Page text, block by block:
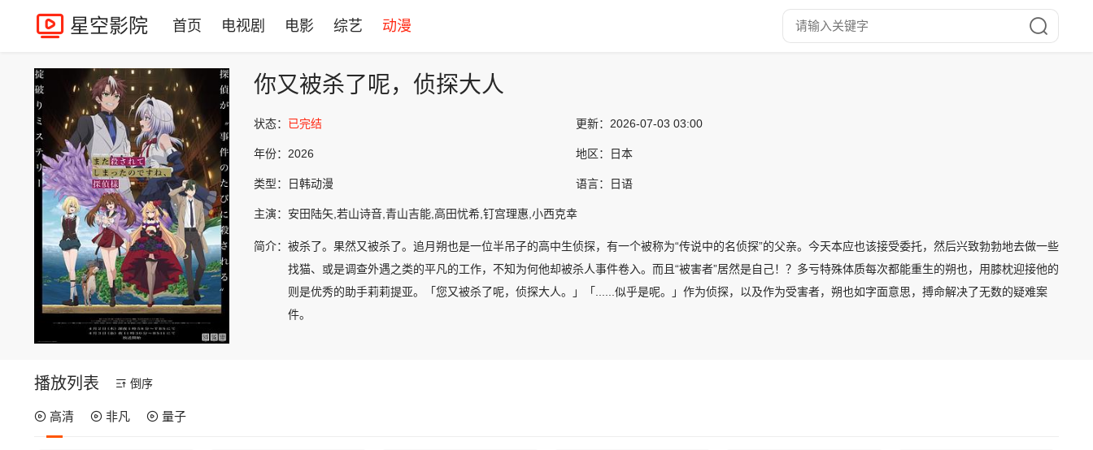
星空影院 首页 电视剧 电影 综艺 动漫
你又被杀了呢，侦探大人
状态： 已完结 更新： 2026-07-03 03:00
年份： 2026 地区： 日本
类型： 日韩动漫 语言： 日语
主演： 安田陆矢,若山诗音,青山吉能,高田忧希,钉宫理惠,小西克幸
简介： 被杀了。果然又被杀了。追月朔也是一位半吊子的高中生侦探，有一个被称为“传说中的名侦探”的父亲。今天本应也该接受委托，然后兴致勃勃地去做一些
找猫、或是调查外遇之类的平凡的工作，不知为何他却被杀人事件卷入。而且“被害者”居然是自己！？多亏特殊体质每次都能重生的朔也，用膝枕迎接他的
则是优秀的助手莉莉提亚。「您又被杀了呢，侦探大人。」「......似乎是呢。」作为侦探，以及作为受害者，朔也如字面意思，搏命解决了无数的疑难案
件。
播放列表 倒序
高清 非凡 量子